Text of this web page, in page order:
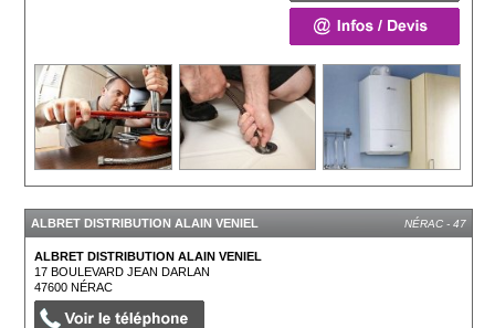
ALBRET DISTRIBUTION ALAIN VENIEL NÉRAC - 47
ALBRET DISTRIBUTION ALAIN VENIEL
17 BOULEVARD JEAN DARLAN
47600NÉRAC